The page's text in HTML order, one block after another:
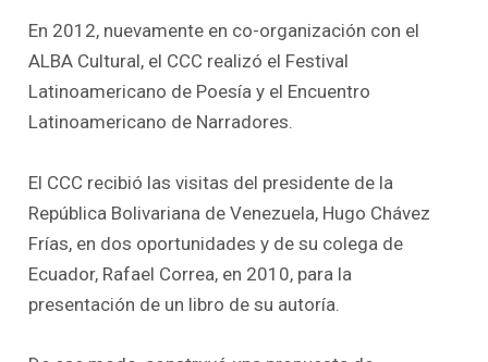
En 2012, nuevamente en co-organización con el
ALBA Cultural, el CCC realizó el Festival
Latinoamericano de Poesía y el Encuentro
Latinoamericano de Narradores.
El CCC recibió las visitas del presidente de la
República Bolivariana de Venezuela, Hugo Chávez
Frías, en dos oportunidades y de su colega de
Ecuador, Rafael Correa, en 2010, para la
presentación de un libro de su autoría.